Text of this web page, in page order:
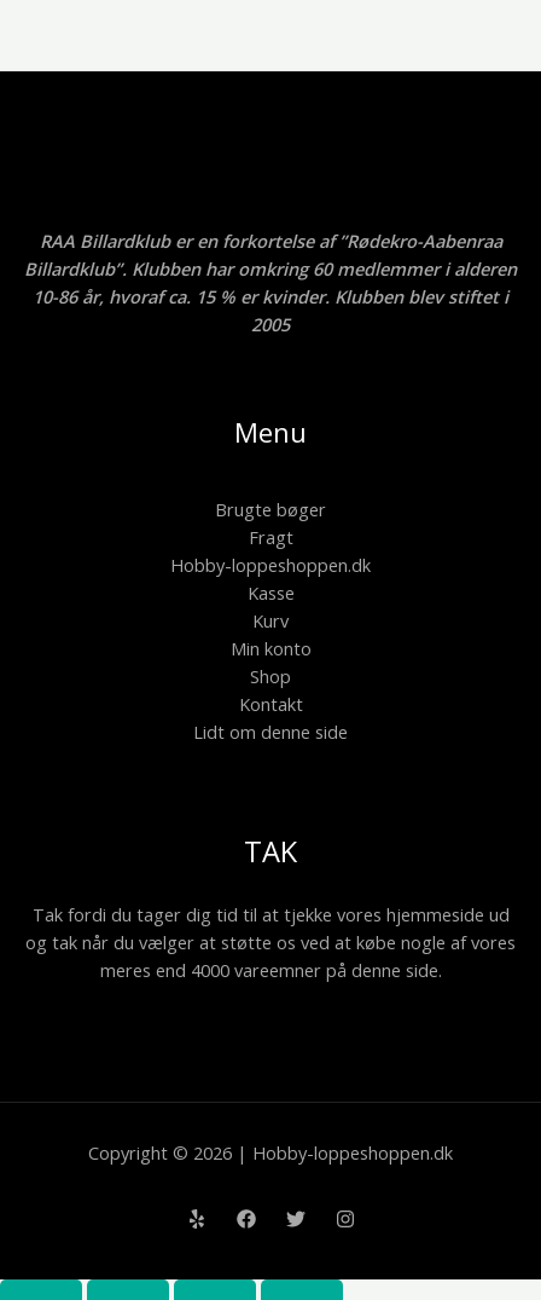
RAA Billardklub er en forkortelse af ”Rødekro-Aabenraa
Billardklub”. Klubben har omkring 60 medlemmer i alderen
10-86 år, hvoraf ca. 15 % er kvinder. Klubben blev stiftet i
2005
Menu
Brugte bøger
Fragt
Hobby-loppeshoppen.dk
Kasse
Kurv
Min konto
Shop
Kontakt
Lidt om denne side
TAK
Tak fordi du tager dig tid til at tjekke vores hjemmeside ud
og tak når du vælger at støtte os ved at købe nogle af vores
meres end 4000 vareemner på denne side.
Copyright © 2026 | Hobby-loppeshoppen.dk